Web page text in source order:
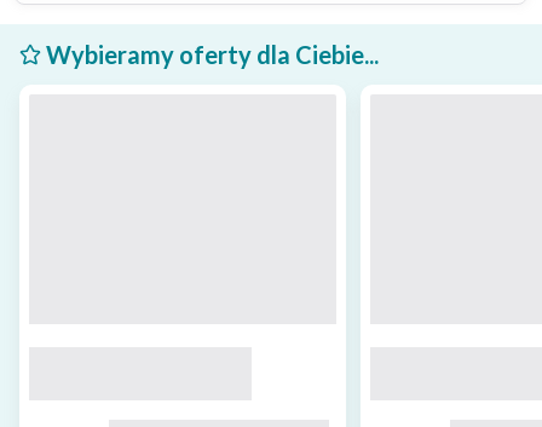
Wybieramy oferty dla Ciebie...